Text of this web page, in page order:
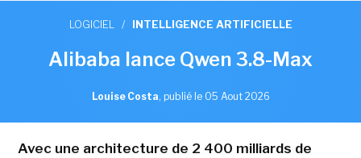
LOGICIEL / INTELLIGENCE ARTIFICIELLE
Alibaba lance Qwen 3.8-Max
Louise Costa, publié le 05 Aout 2026
Avec une architecture de 2 400 milliards de